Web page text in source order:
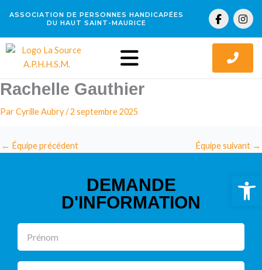
ASSOCIATION DE PERSONNES HANDICAPÉES
DU HAUT SAINT-MAURICE
F
a
e
o
I
n
t
r
Rachelle Gauthier
ParCyrille Aubry/2 septembre 2025
← Équipe précédent Équipe suivant →
DEMANDE
D'INFORMATION